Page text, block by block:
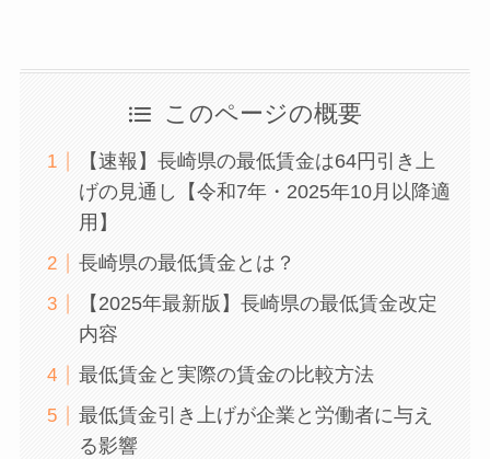
このページの概要
【速報】長崎県の最低賃金は64円引き上
げの見通し【令和7年・2025年10月以降適
用】
長崎県の最低賃金とは？
【2025年最新版】長崎県の最低賃金改定
内容
最低賃金と実際の賃金の比較方法
最低賃金引き上げが企業と労働者に与え
る影響